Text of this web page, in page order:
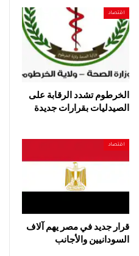
اقتصاد
الخرطوم تشدد الرقابة على
الصيدليات بقرارات جديدة
اقتصاد
قرار جديد في مصر يهم آلاف
السودانيين والأجانب